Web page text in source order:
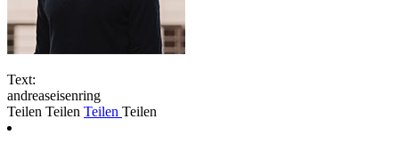
Text:
andreaseisenring
Teilen Teilen Teilen Teilen